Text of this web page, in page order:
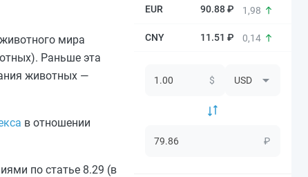
мира
Раньше эта
животных —
в отношении
по статье 8.29 (в
90.88 ₽ 1,98
11.51 ₽ 0,14
$
₽